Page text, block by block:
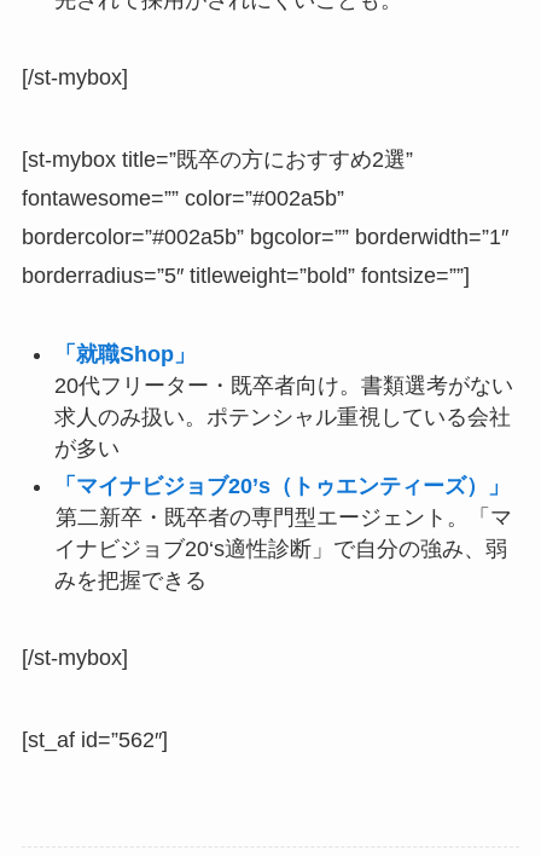
[/st-mybox]
[st-mybox title=”既卒の方におすすめ2選”
fontawesome=”” color=”#002a5b”
bordercolor=”#002a5b” bgcolor=”” borderwidth=”1″
borderradius=”5″ titleweight=”bold” fontsize=””]
「就職Shop」
20代フリーター・既卒者向け。書類選考がない
求人のみ扱い。ポテンシャル重視している会社
が多い
「マイナビジョブ20’s（トゥエンティーズ）」
第二新卒・既卒者の専門型エージェント。「マ
イナビジョブ20‘s適性診断」で自分の強み、弱
みを把握できる
[/st-mybox]
[st_af id=”562″]